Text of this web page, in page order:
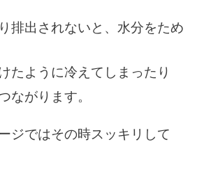
排出されないと、水分をため
たように冷えてしまったり
ながります。
ジではその時スッキリして